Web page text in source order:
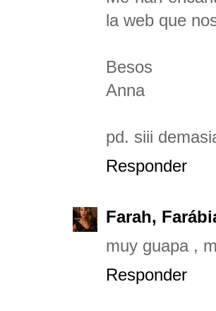
la web que
Besos
Anna
pd. siii
Responder
Farah,
muy guapa ,
Responder